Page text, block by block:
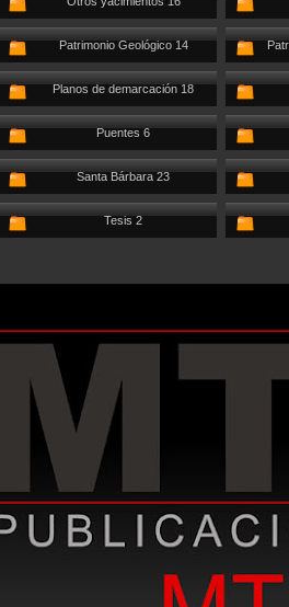
Patrimonio Geológico 14
Planos de demarcación 18
Puentes 6
Santa Bárbara 23
Tesis 2